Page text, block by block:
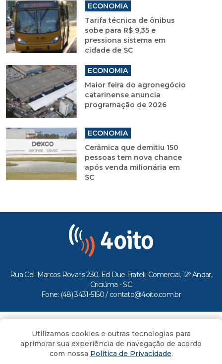
ECONOMIA
Tarifa técnica de ônibus
sobe para R$ 9,35 e
pressiona sistema em
cidade de SC
ECONOMIA
Maior feira do agronegócio
catarinense anuncia
programação de 2026
ECONOMIA
Cerâmica que demitiu 150
pessoas tem nova chance
após venda milionária em
SC
Rua Cel. Marcos Rovaris 230, Ed Due Fratelli Comercial, 12º Andar,
Criciúma - SC
Fone: (48) 3431-5150 / contato@4oito.com.br
Todos os direitos reservados ao Portal 4oito
Utilizamos cookies e outras tecnologias para
aprimorar sua experiência de navegação de acordo
com nossa Política de Privacidade.